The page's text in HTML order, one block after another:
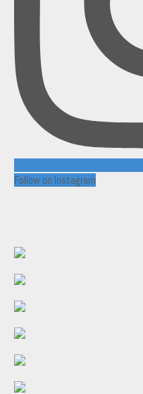
Follow on Instagram